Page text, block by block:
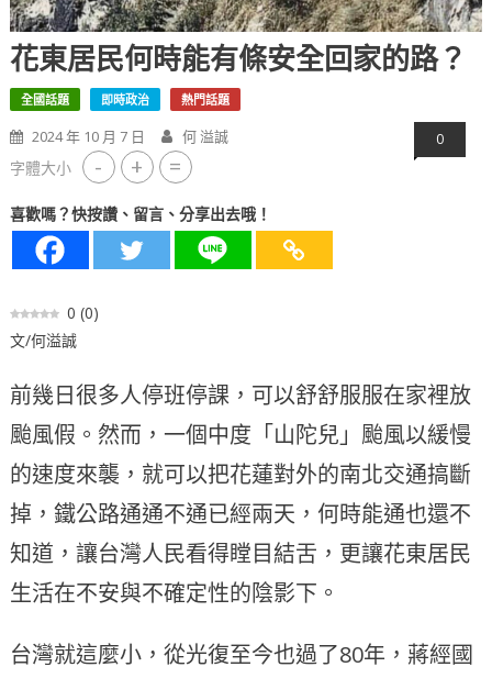
花東居民何時能有條安全回家的路？
全國話題 即時政治 熱門話題
2024 年 10 月 7 日 何 溢誠 0
字體大小 - + =
喜歡嗎？快按讚、留言、分享出去哦！
0 (0)
文/何溢誠
前幾日很多人停班停課，可以舒舒服服在家裡放
颱風假。然而，一個中度「山陀兒」颱風以緩慢
的速度來襲，就可以把花蓮對外的南北交通搞斷
掉，鐵公路通通不通已經兩天，何時能通也還不
知道，讓台灣人民看得瞠目結舌，更讓花東居民
生活在不安與不確定性的陰影下。
台灣就這麼小，從光復至今也過了80年，蔣經國